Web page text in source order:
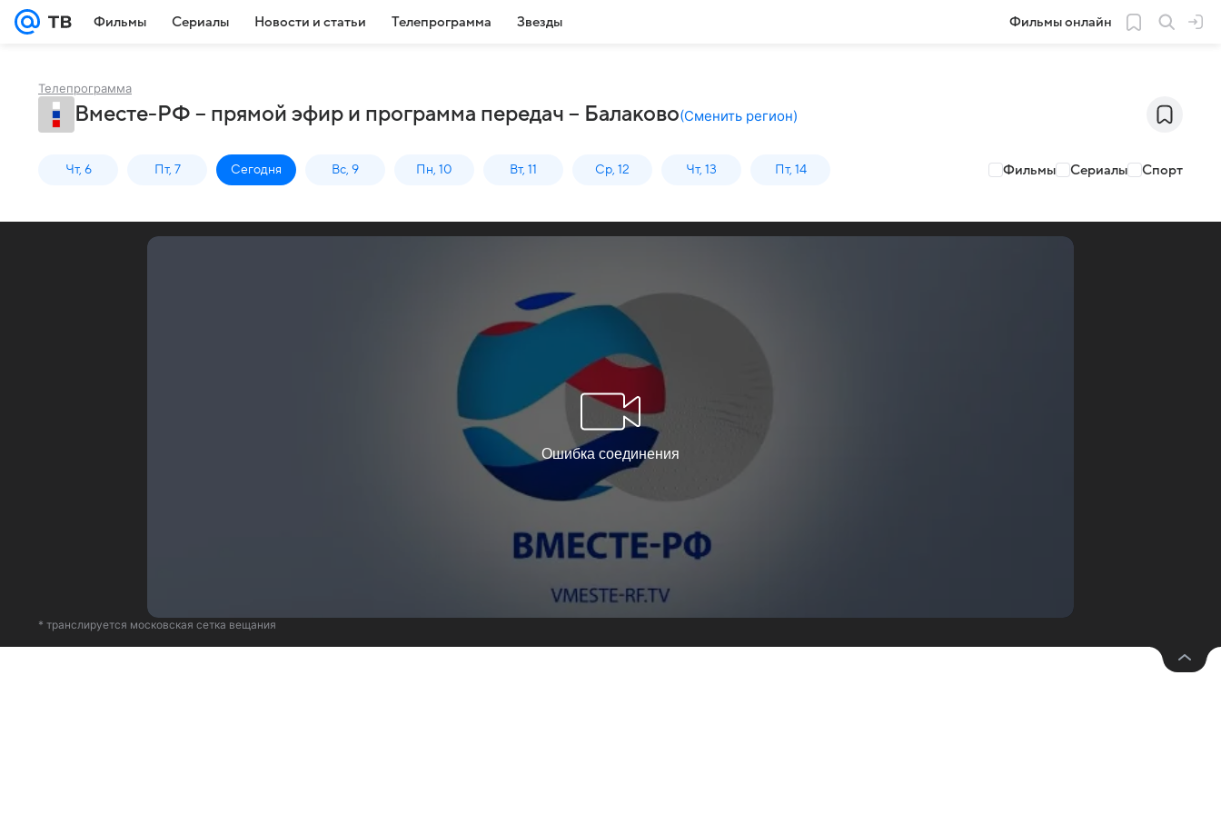
Фильмы Сериалы Новости и статьи Телепрограмма Звезды Фильмы онлайн
Телепрограмма
Вместе-РФ – прямой эфир и программа передач – Балаково(Сменить регион)
Чт, 6 Пт, 7 Сегодня Вс, 9 Пн, 10 Вт, 11 Ср, 12 Чт, 13 Пт, 14 Фильмы Сериалы Спорт
* транслируется московская сетка вещания